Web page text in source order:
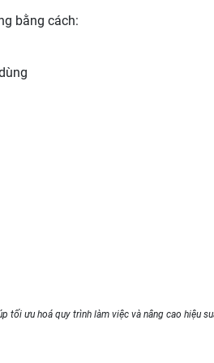
bằng cách:
tối ưu hoá quy trình làm việc và nâng cao hiệu